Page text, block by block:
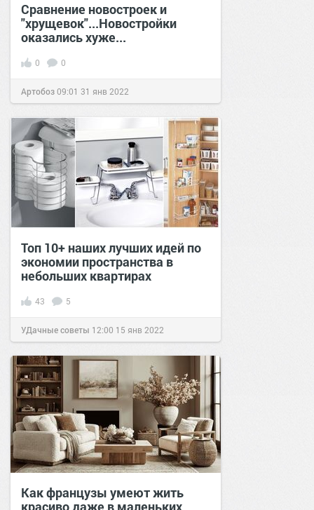
Сравнение новостроек и
"хрущевок"...Новостройки
оказались хуже...
0 0
Артобоз09:01 31 янв 2022
Топ 10+ наших лучших идей по
экономии пространства в
небольших квартирах
43 5
УДачные советы 12:00 15 янв 2022
Как французы умеют жить
красиво даже в маленьких